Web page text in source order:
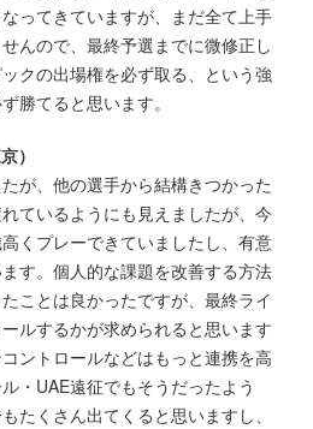
ってきていますが、まだ全て上手
んので、最終予選までに微修正し
クの出場権を必ず取る、という強
勝てると思います。
）
が、他の選手から結構きつかった
ているようにも見えましたが、今
くプレーできていましたし、有意
す。個人的な課題を改善する方法
ことは良かったですが、最終ライ
ルするかが求められると思います
ントロールなどはもっと連携を高
・UAE遠征でもそうだったよう
たくさん出てくると思いますし、